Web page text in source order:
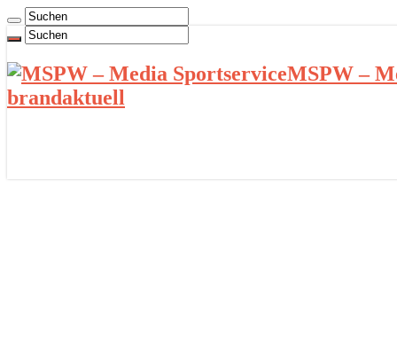
MSPW –
brandaktuell